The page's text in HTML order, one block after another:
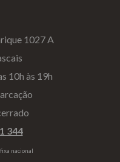
1027 A
10h às 19h
344
nacional